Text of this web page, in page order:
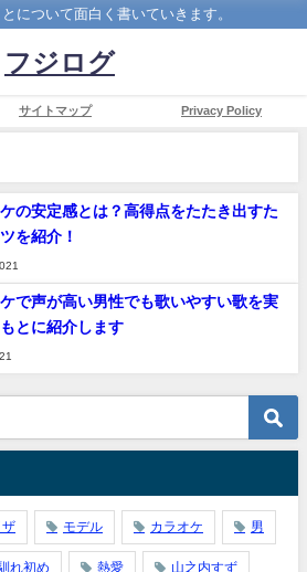
について面白く書いていきます。
フジログ
サイトマップ Privacy Policy
の安定感とは？高得点をたたき出すた
を紹介！
で声が高い男性でも歌いやすい歌を実
とに紹介します
ザ モデル カラオケ 男
れ初め 熱愛 山之内すず